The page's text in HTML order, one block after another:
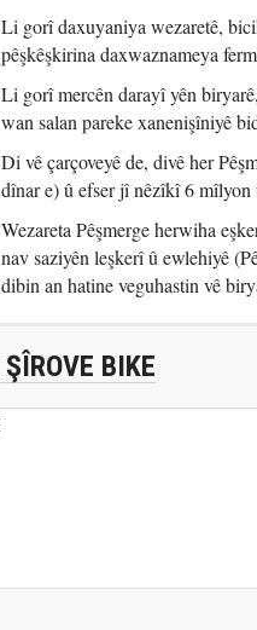
Li gorî daxuyaniya wezaretê,
pêşkêşkirina daxwaznameya
Li gorî mercên darayî yên
wan salan pareke xanenişîniyê
Di vê çarçoveyê de, divê her
dînar e) û efser jî nêzîkî 6
Wezareta Pêşmerge herwiha
nav saziyên leşkerî û ewlehiyê
dibin an hatine veguhastin vê
ŞÎROVE BIKE